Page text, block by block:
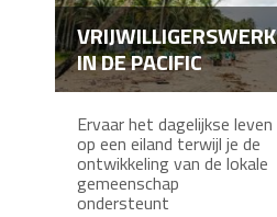
VRIJWILLIGERSWERK
IN DE PACIFIC
Ervaar het dagelijkse leven
op een eiland terwijl je de
ontwikkeling van de lokale
gemeenschap
ondersteunt